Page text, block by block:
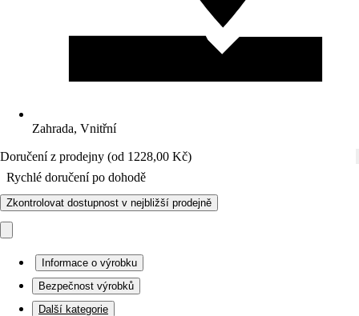
Zahrada, Vnitřní
Doručení z prodejny (od 1228,00 Kč)
Rychlé doručení po dohodě
Zkontrolovat dostupnost v nejbližší prodejně
Informace o výrobku
Bezpečnost výrobků
Další kategorie